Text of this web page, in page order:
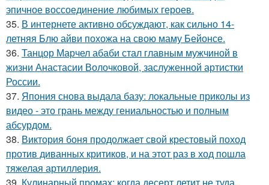
эпичное воссоединение любимых героев.
35. В интернете активно обсуждают, как сильно 14-
летняя Блю айви похожа на свою маму Бейонсе.
36. Танцор Марчел абаби стал главным мужчиной в
жизни Анастасии Волочковой, заслуженной артистки
России.
37. Япония снова выдала базу: локальные приколы из
видео - это грань между гениальностью и полным
абсурдом.
38. Виктория боня продолжает свой крестовый поход
против диванных критиков, и на этот раз в ход пошла
тяжелая артиллерия.